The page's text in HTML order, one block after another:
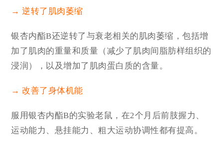
→ 逆转了肌肉萎缩
银杏内酯B还逆转了与衰老相关的肌肉萎缩，包括增
加了肌肉的重量和质量（减少了肌肉间脂肪样组织的
浸润），以及增加了肌肉蛋白质的含量。
→ 改善了身体机能
服用银杏内酯B的实验老鼠，在2个月后前肢握力、
运动能力、悬挂能力、粗大运动协调性都有提高。